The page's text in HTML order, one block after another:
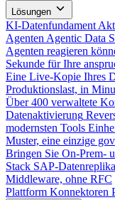
Lösungen
KI-Datenfundament
Agenten Agentic Data
Agenten reagieren
Sekunde für Ihre
Eine Live-Kopie Ihres
Produktionslast, in
Über 400 verwaltete
Datenaktivierung
modernsten Tools
Muster, eine einzige
Bringen Sie On-Prem-
Stack SAP-
Middleware, ohne RFC
Plattform Konnektoren